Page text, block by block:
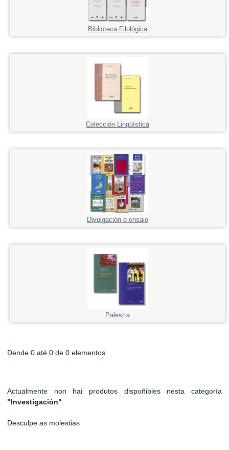
Biblioteca Filológica
Colección Lingüística
Divulgación e ensaio
Palestra
Dende 0 até 0 de 0 elementos
Actualmente non hai produtos dispoñibles nesta categoría
"Investigación"
Desculpe as molestias